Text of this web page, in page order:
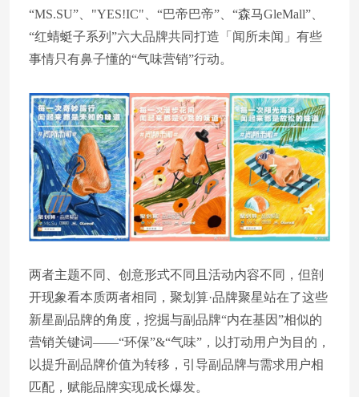
“MS.SU”、"YES!IC"、“巴帝巴帝”、“森马GleMall”、
“红蜻蜓子系列”六大品牌共同打造「闻所未闻」有些
事情只有鼻子懂的“气味营销”行动。
两者主题不同、创意形式不同且活动内容不同，但剖
开现象看本质两者相同，聚划算·品牌聚星站在了这些
新星副品牌的角度，挖掘与副品牌“内在基因”相似的
营销关键词——“环保”&“气味”，以打动用户为目的，
以提升副品牌价值为转移，引导副品牌与需求用户相
匹配，赋能品牌实现成长爆发。